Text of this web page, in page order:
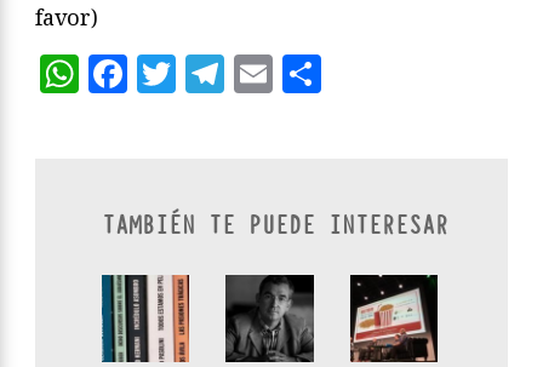
favor)
WhatsApp
Facebook
Twitter
Telegram
Email
TAMBIÉN TE PUEDE INTERESAR